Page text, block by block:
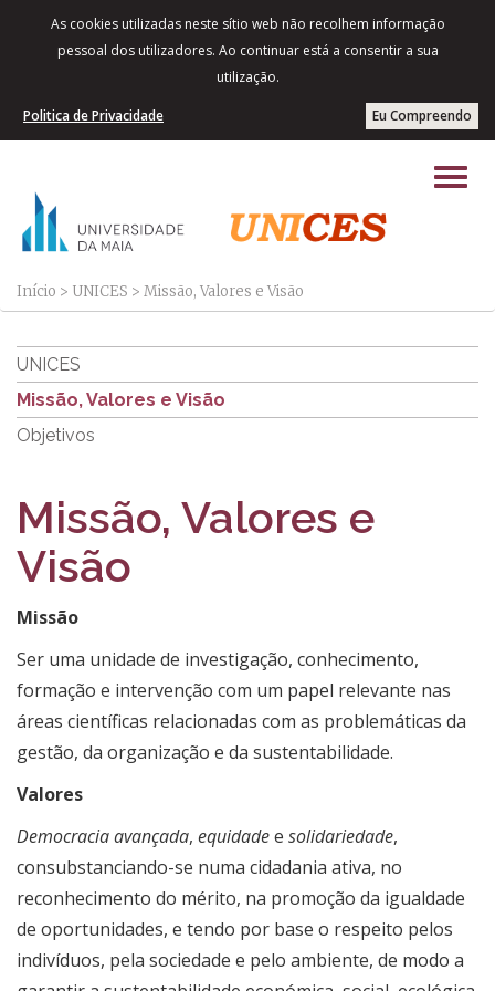
As cookies utilizadas neste sítio web não recolhem informação
pessoal dos utilizadores. Ao continuar está a consentir a sua
utilização.
Eu Compreendo
Politica de Privacidade
Início > UNICES > Missão, Valores e Visão
UNICES
Missão, Valores e Visão
Objetivos
Missão, Valores e
Visão
Missão
Ser uma unidade de investigação, conhecimento,
formação e intervenção com um papel relevante nas
áreas científicas relacionadas com as problemáticas da
gestão, da organização e da sustentabilidade.
Valores
Democracia avançada, equidadee solidariedade,
consubstanciando-se numa cidadania ativa, no
reconhecimento do mérito, na promoção da igualdade
de oportunidades, e tendo por base o respeito pelos
indivíduos, pela sociedade e pelo ambiente, de modo a